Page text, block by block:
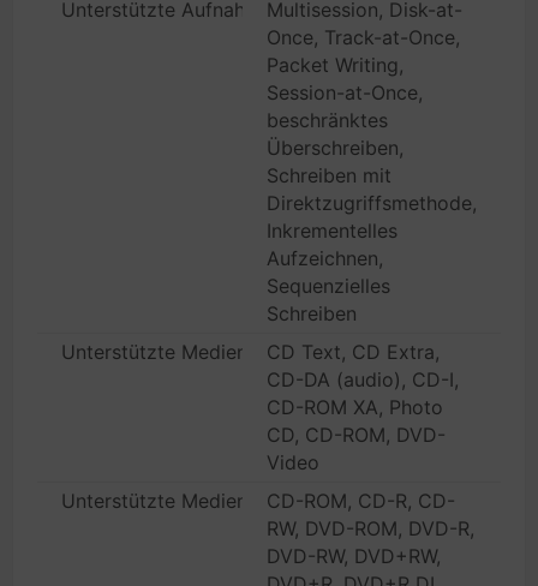
Unterstützte AufnahmemodiMultisession, Disk-at-
Once, Track-at-Once,
Packet Writing,
Session-at-Once,
beschränktes
Überschreiben,
Schreiben mit
Direktzugriffsmethode,
Inkrementelles
Aufzeichnen,
Sequenzielles
Schreiben
Unterstützte MedienformateCD Text, CD Extra,
CD-DA (audio), CD-I,
CD-ROM XA, Photo
CD, CD-ROM, DVD-
Video
Unterstützte MedientypenCD-ROM, CD-R, CD-
RW, DVD-ROM, DVD-R,
DVD-RW, DVD+RW,